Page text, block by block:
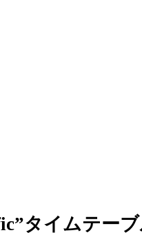
タイムテー